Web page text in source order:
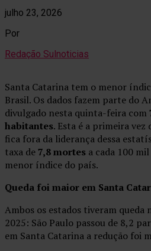
julho 23, 2026
Por
Redação Sulnoticias
Santa Catarina tem o menor
Brasil. Os dados fazem parte do
divulgado nesta quinta-feira com
habitantes. Esta é a primeira vez
fica fora da liderança dessa
taxa de7,8 mortes a cada 100
menor índice do país.
Queda foi maior em Santa
Ambos os estados tiveram queda
2025: São Paulo passou de 8,2
em Santa Catarina a redução foi